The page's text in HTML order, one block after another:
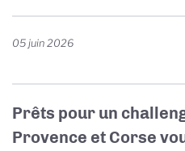
05 juin 2026
Prêts pour un
Provence et Corse